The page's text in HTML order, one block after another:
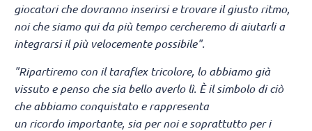
giocatori che dovranno inserirsi e trovare il giusto ritmo,
noi che siamo qui da più tempo cercheremo di aiutarli a
integrarsi il più velocemente possibile".
"Ripartiremo con il taraflex tricolore, lo abbiamo già
vissuto e penso che sia bello averlo lì. È il simbolo di ciò
che abbiamo conquistato e rappresenta
un ricordo importante, sia per noi e soprattutto per i